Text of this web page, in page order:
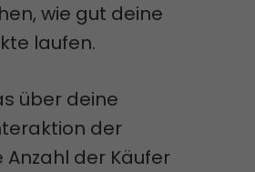
wie gut deine
laufen.
über deine
der
Anzahl der Käufer